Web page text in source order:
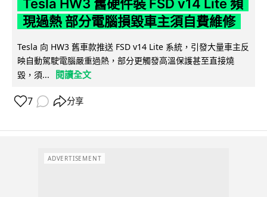
Tesla HW3 舊硬件裝 FSD v14 Lite 頻
現過熱 部分電腦損毀車主須自費維修
Tesla 向 HW3 舊車款推送 FSD v14 Lite 系統，引發大量車主反
映自動駕駛電腦嚴重過熱，部分更觸發高溫保護甚至直接燒
毀，須...
閱讀全文
7 分享
ADVERTISEMENT